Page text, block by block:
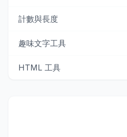
計數與長度
趣味文字工具
HTML 工具